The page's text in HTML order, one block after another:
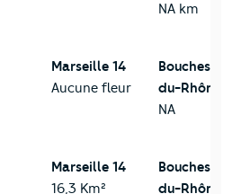
NA km
Marseille 14
Aucune fleur
Bouches-
du-Rhône
NA
Marseille 14
16,3 Km²
Bouches-
du-Rhône